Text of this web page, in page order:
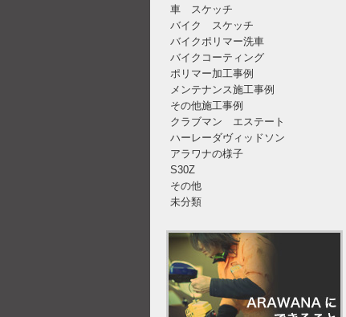
車 スケッチ
バイク スケッチ
バイクポリマー洗車
バイクコーティング
ポリマー加工事例
メンテナンス施工事例
その他施工事例
クラブマン エステート
ハーレーダヴィッドソン
アラワナの様子
S30Z
その他
未分類